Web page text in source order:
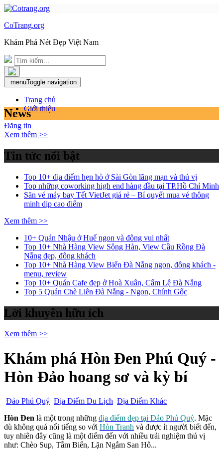
CoTrang.org
Khám Phá Nét Đẹp Việt Nam
menuToggle navigation
Trang chủ
Giới thiệu
Đăng tin
News
Xem thêm >>
Tin tức nổi bật
Top 10+ địa điểm hẹn hò ở Sài Gòn lãng mạn và thú vị
Top những coworking high end hàng đầu tại TP.Hồ Chí Minh
Săn vé máy bay Tết VietJet giá rẻ – Bí quyết mua vé thông
minh dịp cao điểm
Xem thêm >>
10+ Quán Nhậu ở Huế ngon và đông vui nhất
Top 10+ Nhà Hàng View Sông Hàn, View Cầu Rồng Đà
Nẵng đẹp, đông khách
Top 10+ Nhà Hàng View Biển Đà Nẵng ngon, đông khách -
menu, review
Top 10+ Quán Cafe đẹp ở Hoà Xuân, Cẩm Lệ Đà Nẵng
Top 5 Quán Chè Liên Đà Nẵng - Ngon, Chính Gốc
Lời khuyên hữu ích
Xem thêm >>
Khám phá Hòn Đen Phú Quý -
Hòn Đảo hoang sơ và kỳ bí
Đảo Phú Quý Địa Điểm Du Lịch Địa Điểm Khác
Hòn Đen là một trong những địa điểm đẹp tại Đảo Phú Quý. Mặc
dù không quá nổi tiếng so với Hòn Tranh và được ít người biết đến,
tuy nhiên đây cũng là một điểm đến với nhiều trải nghiệm thú vị
như: Chèo Sup, Tắm Biển, Lặn Ngắm San Hô...